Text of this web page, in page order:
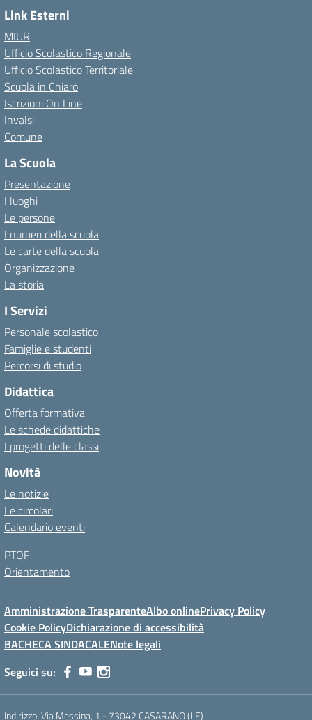
Link Esterni
MIUR
Ufficio Scolastico Regionale
Ufficio Scolastico Territoriale
Scuola in Chiaro
Iscrizioni On Line
Invalsi
Comune
La Scuola
Presentazione
I luoghi
Le persone
I numeri della scuola
Le carte della scuola
Organizzazione
La storia
I Servizi
Personale scolastico
Famiglie e studenti
Percorsi di studio
Didattica
Offerta formativa
Le schede didattiche
I progetti delle classi
Novità
Le notizie
Le circolari
Calendario eventi
PTOF
Orientamento
Amministrazione TrasparenteAlbo onlinePrivacy Policy
Cookie PolicyDichiarazione di accessibilità
BACHECA SINDACALENote legali
Seguici su:
Indirizzo:Via Messina, 1 - 73042 CASARANO (LE)